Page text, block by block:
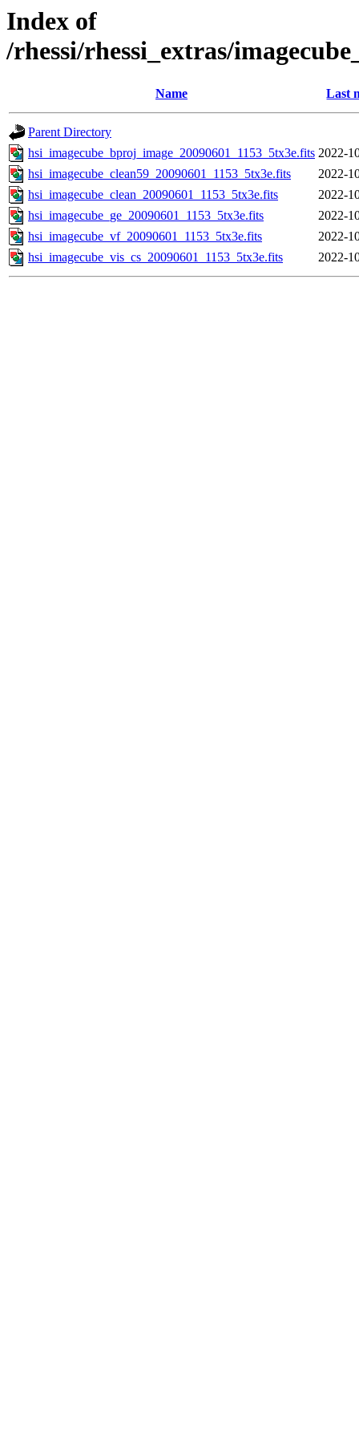
Index of
/rhessi/rhessi_extras/
Name Last
Parent Directory
hsi_imagecube_bproj_image_20090601_1153_5tx3e.fits 2022-
hsi_imagecube_clean59_20090601_1153_5tx3e.fits
2022-
hsi_imagecube_clean_20090601_1153_5tx3e.fits
2022-
hsi_imagecube_ge_20090601_1153_5tx3e.fits
2022-
hsi_imagecube_vf_20090601_1153_5tx3e.fits
2022-
hsi_imagecube_vis_cs_20090601_1153_5tx3e.fits
2022-